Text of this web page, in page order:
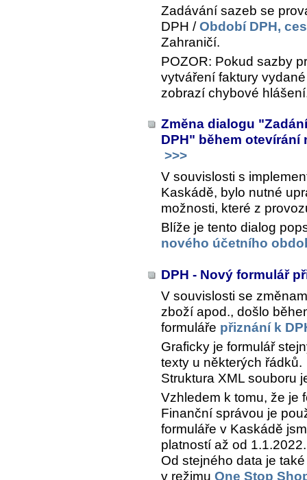
Zadávání sazeb se
DPH /Období DPH,
Zahraničí.
POZOR: Pokud sazby
vytváření faktury
zobrazí chybové
Změna dialogu
DPH" během
>>>
V souvislosti s
Kaskádě, bylo nutné
možnosti, které z
Blíže je tento dialog
nového účetního
DPH - Nový formulář
V souvislosti se
zboží apod., došlo
formuláře přiznání k
Graficky je formulář
texty u některých řádků.
Struktura XML souboru
Vzhledem k tomu, že je
Finanční správou je
formuláře v Kaskádě
platností až od 1.1.2022.
Od stejného data je
v režimu One Stop